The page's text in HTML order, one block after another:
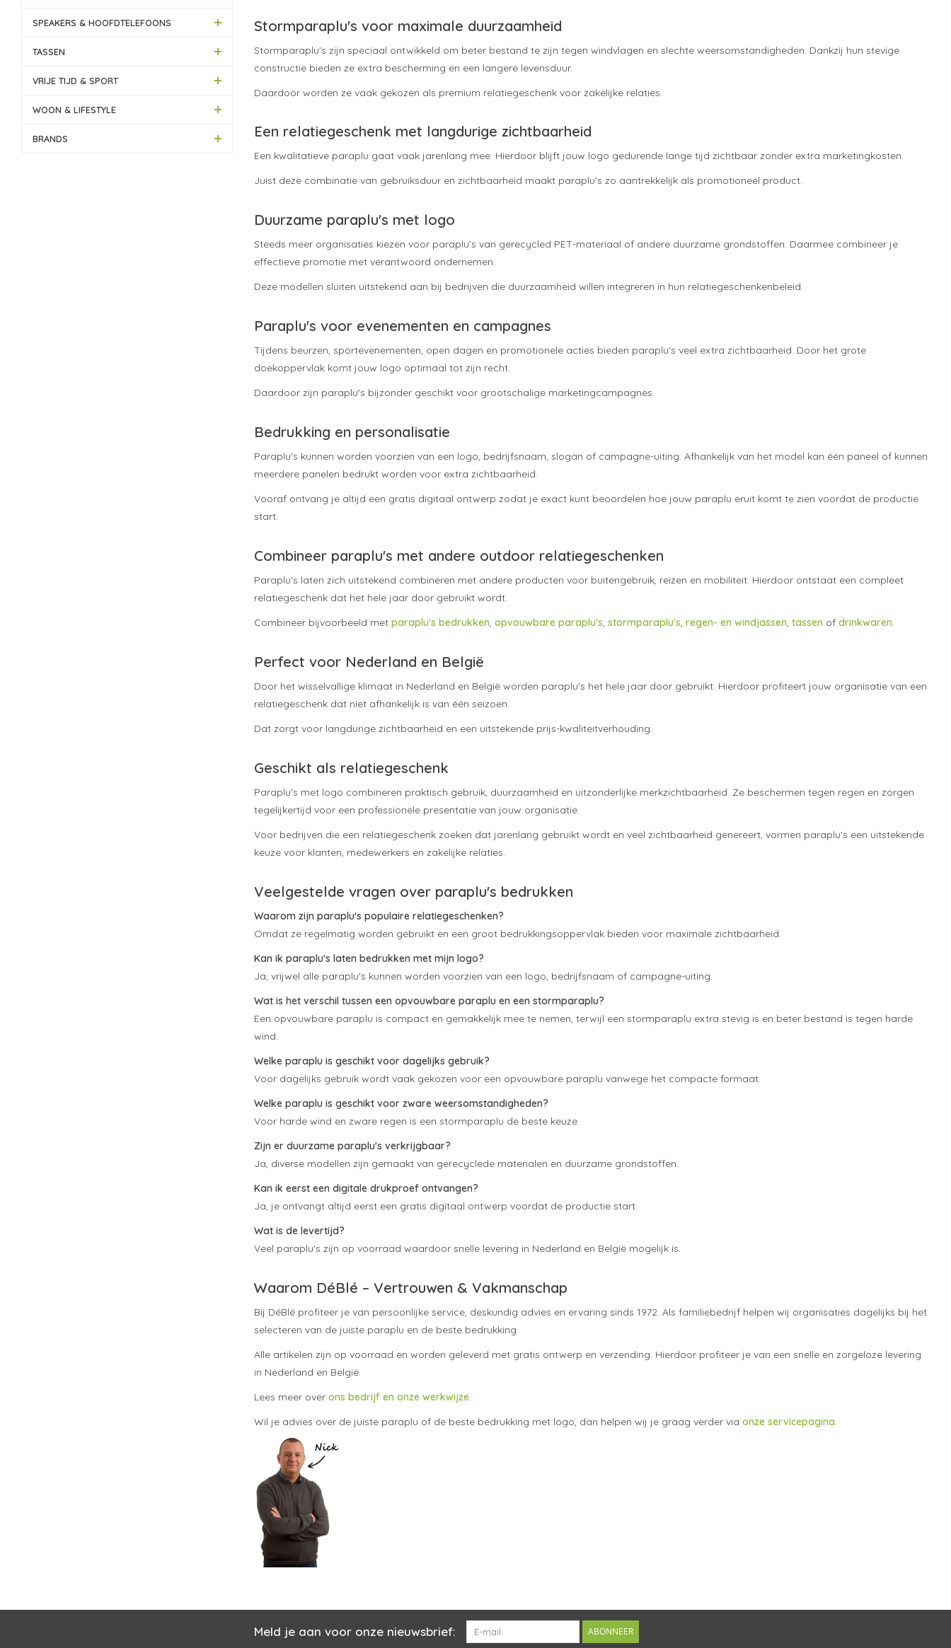
SPEAKERS & HOOFDTELEFOONS
TASSEN
VRIJE TIJD & SPORT
WOON & LIFESTYLE
BRANDS
Stormparaplu's voor maximale duurzaamheid
Stormparaplu's zijn speciaal ontwikkeld om beter bestand te zijn tegen windvlagen en slechte weersomstandigheden. Dankzij hun stevige
constructie bieden ze extra bescherming en een langere levensduur.
Daardoor worden ze vaak gekozen als premium relatiegeschenk voor zakelijke relaties.
Een relatiegeschenk met langdurige zichtbaarheid
Een kwalitatieve paraplu gaat vaak jarenlang mee. Hierdoor blijft jouw logo gedurende lange tijd zichtbaar zonder extra marketingkosten.
Juist deze combinatie van gebruiksduur en zichtbaarheid maakt paraplu's zo aantrekkelijk als promotioneel product.
Duurzame paraplu's met logo
Steeds meer organisaties kiezen voor paraplu's van gerecycled PET-materiaal of andere duurzame grondstoffen. Daarmee combineer je
effectieve promotie met verantwoord ondernemen.
Deze modellen sluiten uitstekend aan bij bedrijven die duurzaamheid willen integreren in hun relatiegeschenkenbeleid.
Paraplu's voor evenementen en campagnes
Tijdens beurzen, sportevenementen, open dagen en promotionele acties bieden paraplu's veel extra zichtbaarheid. Door het grote
doekoppervlak komt jouw logo optimaal tot zijn recht.
Daardoor zijn paraplu's bijzonder geschikt voor grootschalige marketingcampagnes.
Bedrukking en personalisatie
Paraplu's kunnen worden voorzien van een logo, bedrijfsnaam, slogan of campagne-uiting. Afhankelijk van het model kan één paneel of kunnen
meerdere panelen bedrukt worden voor extra zichtbaarheid.
Vooraf ontvang je altijd een gratis digitaal ontwerp zodat je exact kunt beoordelen hoe jouw paraplu eruit komt te zien voordat de productie
start.
Combineer paraplu's met andere outdoor relatiegeschenken
Paraplu's laten zich uitstekend combineren met andere producten voor buitengebruik, reizen en mobiliteit. Hierdoor ontstaat een compleet
relatiegeschenk dat het hele jaar door gebruikt wordt.
Combineer bijvoorbeeld met paraplu's bedrukken, opvouwbare paraplu's, stormparaplu's, regen- en windjassen, tassen of drinkwaren.
Perfect voor Nederland en België
Door het wisselvallige klimaat in Nederland en België worden paraplu's het hele jaar door gebruikt. Hierdoor profiteert jouw organisatie van een
relatiegeschenk dat niet afhankelijk is van één seizoen.
Dat zorgt voor langdurige zichtbaarheid en een uitstekende prijs-kwaliteitverhouding.
Geschikt als relatiegeschenk
Paraplu's met logo combineren praktisch gebruik, duurzaamheid en uitzonderlijke merkzichtbaarheid. Ze beschermen tegen regen en zorgen
tegelijkertijd voor een professionele presentatie van jouw organisatie.
Voor bedrijven die een relatiegeschenk zoeken dat jarenlang gebruikt wordt en veel zichtbaarheid genereert, vormen paraplu's een uitstekende
keuze voor klanten, medewerkers en zakelijke relaties.
Veelgestelde vragen over paraplu's bedrukken
Waarom zijn paraplu's populaire relatiegeschenken?
Omdat ze regelmatig worden gebruikt en een groot bedrukkingsoppervlak bieden voor maximale zichtbaarheid.
Kan ik paraplu's laten bedrukken met mijn logo?
Ja, vrijwel alle paraplu's kunnen worden voorzien van een logo, bedrijfsnaam of campagne-uiting.
Wat is het verschil tussen een opvouwbare paraplu en een stormparaplu?
Een opvouwbare paraplu is compact en gemakkelijk mee te nemen, terwijl een stormparaplu extra stevig is en beter bestand is tegen harde
wind.
Welke paraplu is geschikt voor dagelijks gebruik?
Voor dagelijks gebruik wordt vaak gekozen voor een opvouwbare paraplu vanwege het compacte formaat.
Welke paraplu is geschikt voor zware weersomstandigheden?
Voor harde wind en zware regen is een stormparaplu de beste keuze.
Zijn er duurzame paraplu's verkrijgbaar?
Ja, diverse modellen zijn gemaakt van gerecyclede materialen en duurzame grondstoffen.
Kan ik eerst een digitale drukproef ontvangen?
Ja, je ontvangt altijd eerst een gratis digitaal ontwerp voordat de productie start.
Wat is de levertijd?
Veel paraplu's zijn op voorraad waardoor snelle levering in Nederland en België mogelijk is.
Waarom DéBlé – Vertrouwen & Vakmanschap
Bij DéBlé profiteer je van persoonlijke service, deskundig advies en ervaring sinds 1972. Als familiebedrijf helpen wij organisaties dagelijks bij het
selecteren van de juiste paraplu en de beste bedrukking.
Alle artikelen zijn op voorraad en worden geleverd met gratis ontwerp en verzending. Hierdoor profiteer je van een snelle en zorgeloze levering
in Nederland en België.
Lees meer over ons bedrijf en onze werkwijze.
Wil je advies over de juiste paraplu of de beste bedrukking met logo, dan helpen wij je graag verder via onze servicepagina.
Meld je aan voor onze nieuwsbrief: ABONNEER